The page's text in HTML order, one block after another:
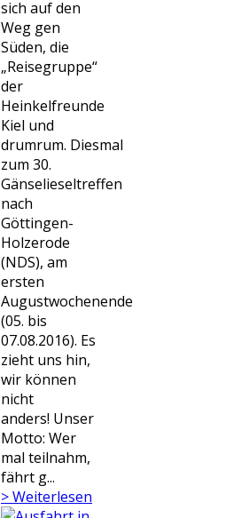
sich auf den
Weg gen
Süden, die
„Reisegruppe“
der
Heinkelfreunde
Kiel und
drumrum. Diesmal
zum 30.
Gänselieseltreffen
nach
Göttingen-
Holzerode
(NDS), am
ersten
Augustwochenende
(05. bis
07.08.2016). Es
zieht uns hin,
wir können
nicht
anders! Unser
Motto: Wer
mal teilnahm,
fährt g...
> Weiterlesen